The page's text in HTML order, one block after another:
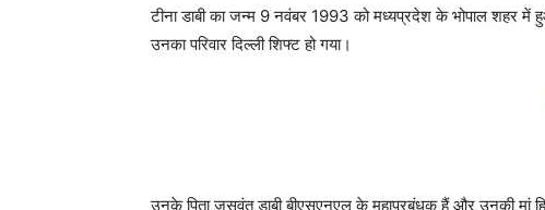
टीना डाबी का जन्म 9 नवंबर 1993 को मध्यप्रदेश के भोपाल शहर
उनका परिवार दिल्ली शिफ्ट हो गया।
उनके पिता जसवंत डाबी बीएसएनएल के महाप्रबंधक हैं और उनकी मां